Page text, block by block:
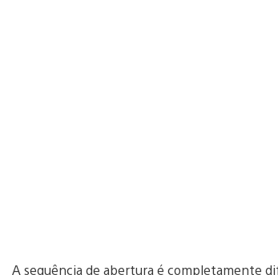
A sequência de abertura é completamente